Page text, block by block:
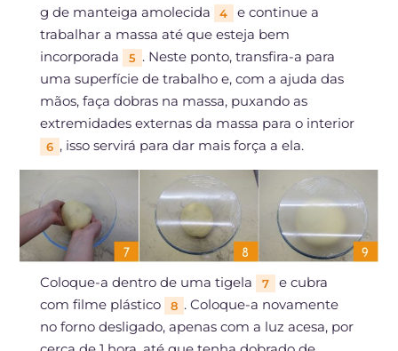
g de manteiga amolecida
4
e continue a
trabalhar a massa até que esteja bem
incorporada
5 . Neste ponto, transfira-a para
uma superfície de trabalho e, com a ajuda das
mãos, faça dobras na massa, puxando as
extremidades externas da massa para o interior
6 , isso servirá para dar mais força a ela.
Coloque-a dentro de uma tigela 7
e cubra
com filme plástico
8 . Coloque-a novamente
no forno desligado, apenas com a luz acesa, por